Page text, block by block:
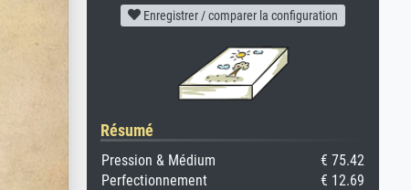
Enregistrer / comparer la configuration
Résumé
Pression & Médium
€ 75.42
Perfectionnement
€ 12.69